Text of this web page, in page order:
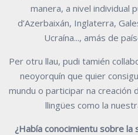
manera, a nivel individual
d’Azerbaixán, Inglaterra,
Ucraína..., amás de
Per otru llau, pudi tamién
neoyorquín que quier
mundu o participar na creación
llingües como la
¿Había conocimientu sobre la